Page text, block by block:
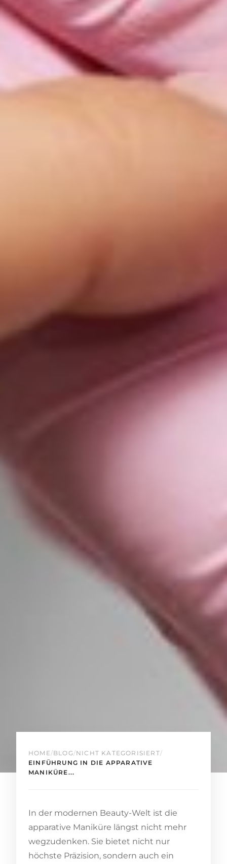
HOME /BLOG /NICHT KATEGORISIERT/
EINFÜHRUNG IN DIE APPARATIVE
MANIKÜRE...
In der modernen Beauty-Welt ist die
apparative Maniküre längst nicht mehr
wegzudenken. Sie bietet nicht nur
höchste Präzision, sondern auch ein